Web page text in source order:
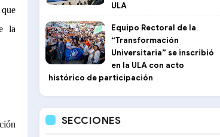
la
ULA
Equipo Rectoral de la
“Transformación
Universitaria” se inscribió
en la ULA con acto
histórico de participación
SECCIONES